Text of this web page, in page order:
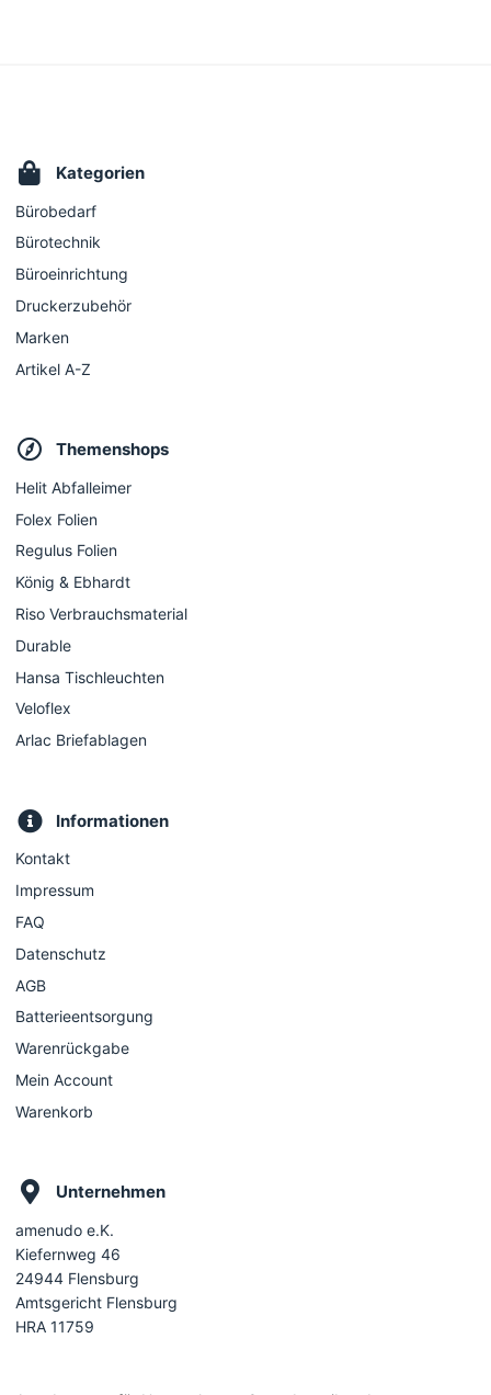
Kategorien
Bürobedarf
Bürotechnik
Büroeinrichtung
Druckerzubehör
Marken
Artikel A-Z
Themenshops
Helit Abfalleimer
Folex Folien
Regulus Folien
König & Ebhardt
Riso Verbrauchsmaterial
Durable
Hansa Tischleuchten
Veloflex
Arlac Briefablagen
Informationen
Kontakt
Impressum
FAQ
Datenschutz
AGB
Batterieentsorgung
Warenrückgabe
Mein Account
Warenkorb
Unternehmen
amenudo e.K.
Kiefernweg 46
24944 Flensburg
Amtsgericht Flensburg
HRA 11759